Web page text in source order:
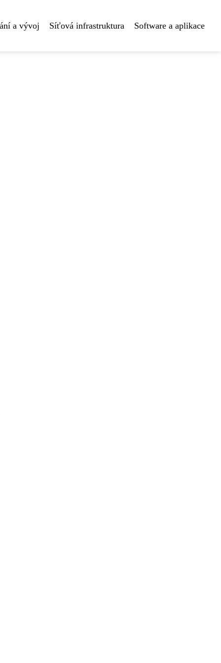
a vývoj Síťová infrastruktura Software a aplikace